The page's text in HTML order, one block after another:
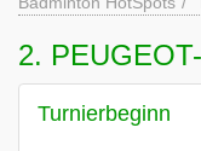
2.
Turnierbeginn